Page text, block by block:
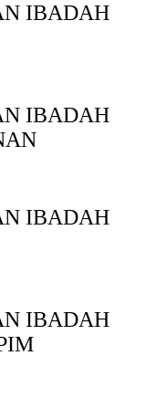
IBADAH
IBADAH
IBADAH
IBADAH